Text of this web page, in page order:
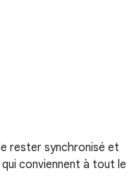
rester synchronisé et
conviennent à tout le